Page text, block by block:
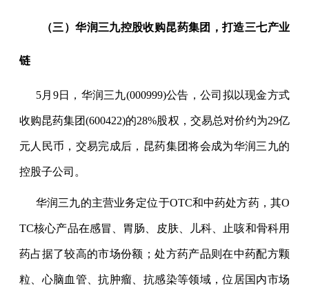
（三）华润三九控股收购昆药集团，打造三七产业
链
5月 9日，华润三九(000999)公告，公司拟以现金方式
收购昆药集团(600422)的28%股权，交易总对价约为29亿
元人民币，交易完成后，昆药集团将会成为华润三九的
控股子公司。
华润三九的主营业务定位于OTC和中药处方药，其O
TC核心产品在感冒、胃肠、皮肤、儿科、止咳和骨科用
药占据了较高的市场份额；处方药产品则在中药配方颗
粒、心脑血管、抗肿瘤、抗感染等领域，位居国内市场